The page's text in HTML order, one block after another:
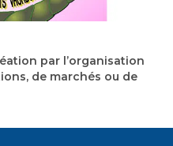
par l’organisation
de marchés ou de